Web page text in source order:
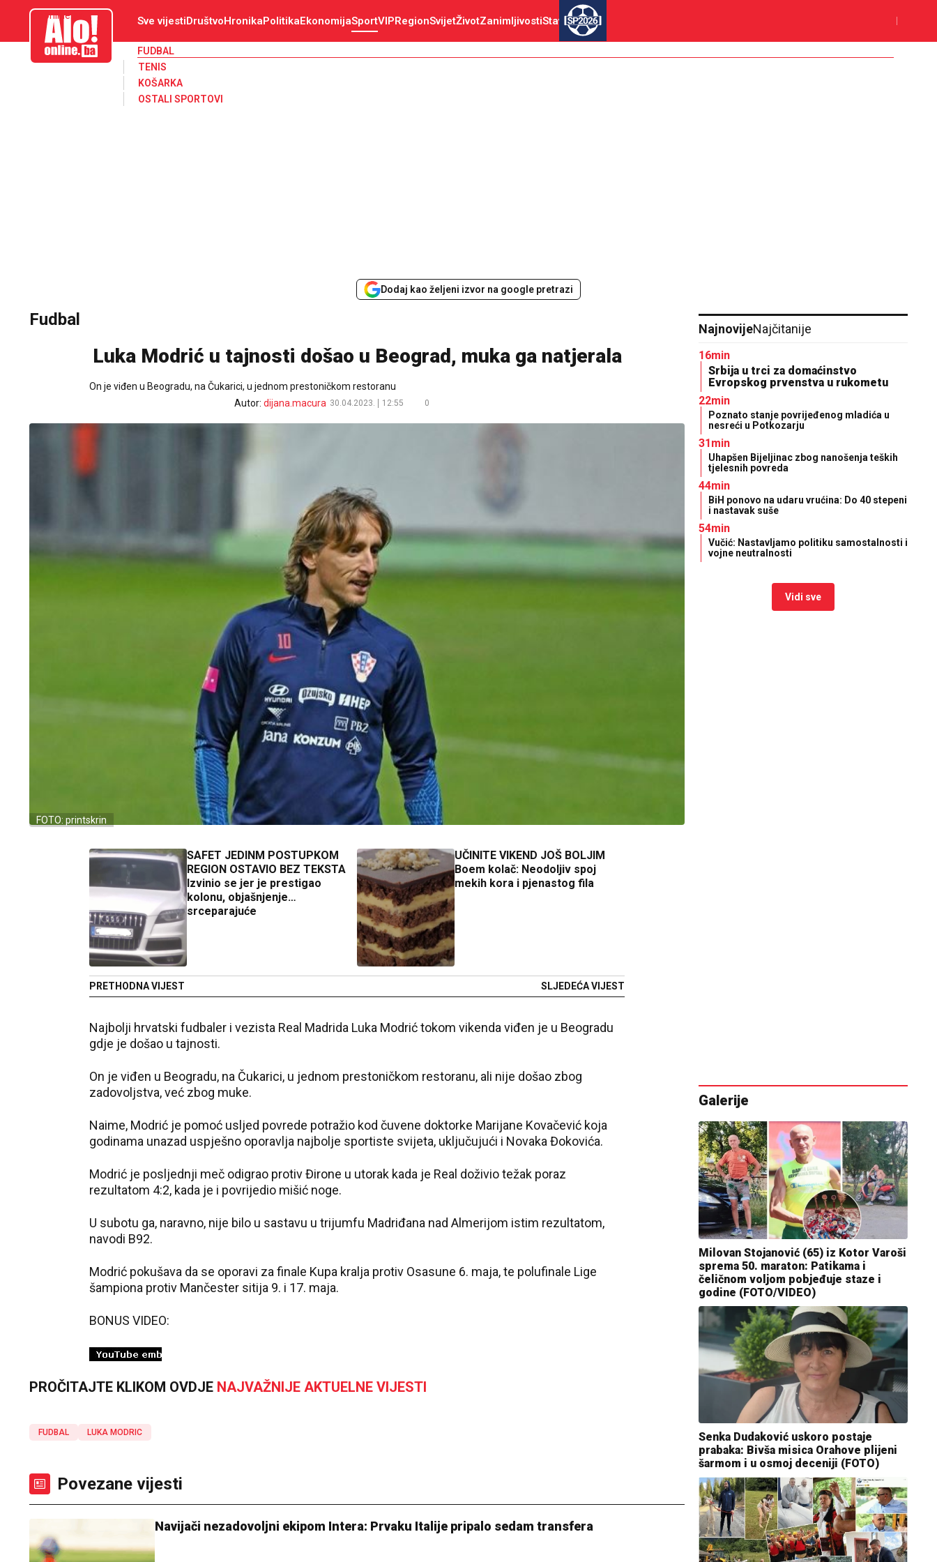
aloonline.ba Sve vijestiDruštvoHronikaPolitikaEkonomijaSportVIPRegionSvijetŽivotZanimljivostiStav SP2026
FUDBAL
TENIS
KOŠARKA
OSTALI SPORTOVI
Dodaj kao željeni izvor na google pretrazi
Fudbal
Luka Modrić u tajnosti došao u Beograd, muka ga natjerala
On je viđen u Beogradu, na Čukarici, u jednom prestoničkom restoranu
Autor: dijana.macura 30.04.2023. 12:55 0
FOTO: printskrin
SAFET JEDINM POSTUPKOM
REGION OSTAVIO BEZ TEKSTA
Izvinio se jer je prestigao
kolonu, objašnjenje
srceparajuće
PRETHODNA VIJEST
UČINITE VIKEND JOŠ BOLJIM
Boem kolač: Neodoljiv spoj
mekih kora i pjenastog fila
SLJEDEĆA VIJEST
Najbolji hrvatski fudbaler i vezista Real Madrida Luka Modrić tokom vikenda viđen je u Beogradu
gdje je došao u tajnosti.
On je viđen u Beogradu, na Čukarici, u jednom prestoničkom restoranu, ali nije došao zbog
zadovoljstva, već zbog muke.
Naime, Modrić je pomoć usljed povrede potražio kod čuvene doktorke Marijane Kovačević koja
godinama unazad uspješno oporavlja najbolje sportiste svijeta, uključujući i Novaka Đokovića.
Modrić je posljednji meč odigrao protiv Đirone u utorak kada je Real doživio težak poraz
rezultatom 4:2, kada je i povrijedio mišić noge.
U subotu ga, naravno, nije bilo u sastavu u trijumfu Madriđana nad Almerijom istim rezultatom,
navodi B92.
Modrić pokušava da se oporavi za finale Kupa kralja protiv Osasune 6. maja, te polufinale Lige
šampiona protiv Mančester sitija 9. i 17. maja.
BONUS VIDEO:
PROČITAJTE KLIKOM OVDJE NAJVAŽNIJE AKTUELNE VIJESTI
FUDBAL LUKA MODRIC
Povezane vijesti
Navijači nezadovoljni ekipom Intera: Prvaku Italije pripalo sedam transfera
NajnovijeNajčitanije
16min
Srbija u trci za domaćinstvo
Evropskog prvenstva u rukometu
22min
Poznato stanje povrijeđenog mladića u
nesreći u Potkozarju
31min
Uhapšen Bijeljinac zbog nanošenja teških
tjelesnih povreda
44min
BiH ponovo na udaru vrućina: Do 40 stepeni
i nastavak suše
54min
Vučić: Nastavljamo politiku samostalnosti i
vojne neutralnosti
Vidi sve
Galerije
Milovan Stojanović (65) iz Kotor Varoši
sprema 50. maraton: Patikama i
čeličnom voljom pobjeđuje staze i
godine (FOTO/VIDEO)
Senka Dudaković uskoro postaje
prabaka: Bivša misica Orahove plijeni
šarmom i u osmoj deceniji (FOTO)